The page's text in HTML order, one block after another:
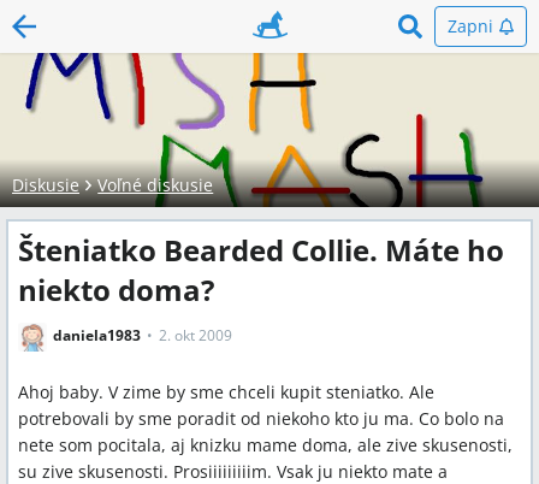
Zapni
Diskusie Voľné diskusie
Šteniatko Bearded Collie. Máte ho
niekto doma?
daniela1983 2. okt 2009
Ahoj baby. V zime by sme chceli kupit steniatko. Ale
potrebovali by sme poradit od niekoho kto ju ma. Co bolo na
nete som pocitala, aj knizku mame doma, ale zive skusenosti,
su zive skusenosti. Prosiiiiiiiiim. Vsak ju niekto mate a